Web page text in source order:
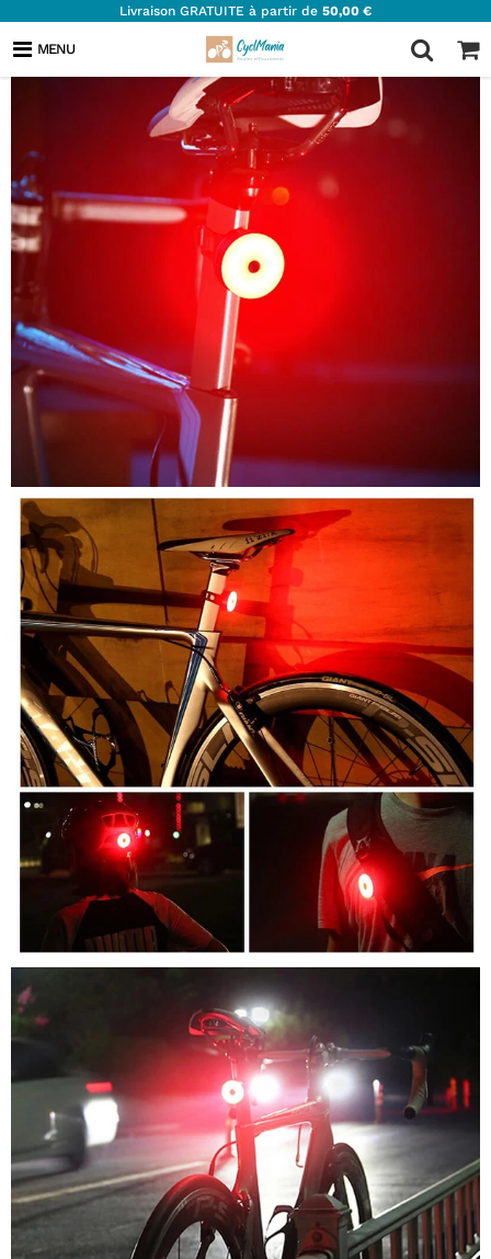
Livraison GRATUITE à partir de 50,00 €
MENU